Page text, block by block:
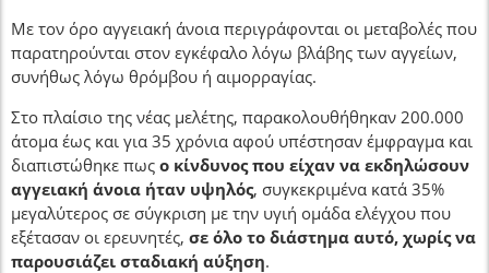
Με τον όρο αγγειακή άνοια περιγράφονται οι μεταβολές που
παρατηρούνται στον εγκέφαλο λόγω βλάβης των αγγείων,
συνήθως λόγω θρόμβου ή αιμορραγίας.
Στο πλαίσιο της νέας μελέτης, παρακολουθήθηκαν 200.000
άτομα έως και για 35 χρόνια αφού υπέστησαν έμφραγμα και
διαπιστώθηκε πως ο κίνδυνος που είχαν να εκδηλώσουν
αγγειακή άνοια ήταν υψηλός, συγκεκριμένα κατά 35%
μεγαλύτερος σε σύγκριση με την υγιή ομάδα ελέγχου που
εξέτασαν οι ερευνητές, σε όλο το διάστημα αυτό, χωρίς να
παρουσιάζει σταδιακή αύξηση.